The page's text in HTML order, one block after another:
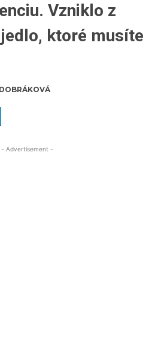
Vzniklo z
ktoré musíte
- Advertisement -